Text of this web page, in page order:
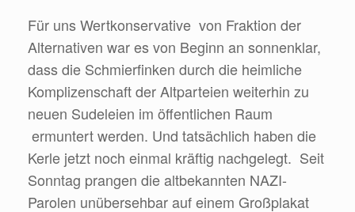
Für uns Wertkonservative von Fraktion der
Alternativen war es von Beginn an sonnenklar,
dass die Schmierfinken durch die heimliche
Komplizenschaft der Altparteien weiterhin zu
neuen Sudeleien im öffentlichen Raum
ermuntert werden. Und tatsächlich haben die
Kerle jetzt noch einmal kräftig nachgelegt. Seit
Sonntag prangen die altbekannten NAZI-
Parolen unübersehbar auf einem Großplakat